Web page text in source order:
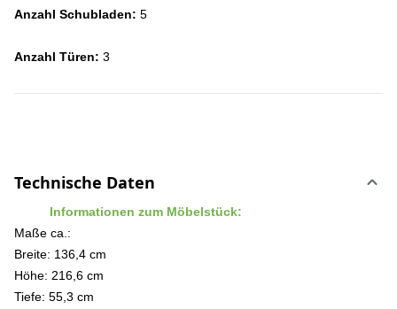
Anzahl Schubladen: 5
Anzahl Türen: 3
Technische Daten
Informationen zum Möbelstück:
Maße ca.:
Breite: 136,4 cm
Höhe: 216,6 cm
Tiefe: 55,3 cm